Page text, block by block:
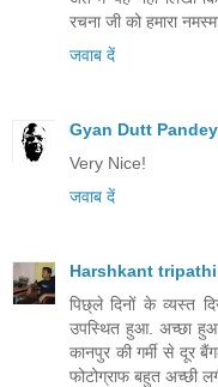
रचना जी को हमारा
जवाब दें
Gyan Dutt Pandey
Very Nice!
जवाब दें
Harshkant
पिछ्ले दिनों के व्यस्त
उपस्थित हुआ. अच्छा हुआ
कानपुर की गर्मी से दूर
फोटोग्राफ बहुत अच्छी